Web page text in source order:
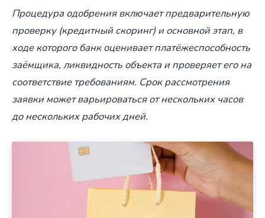
Процедура одобрения включает предварительную
проверку (кредитный скоринг) и основной этап, в
ходе которого банк оценивает платёжеспособность
заёмщика, ликвидность объекта и проверяет его на
соответствие требованиям. Срок рассмотрения
заявки может варьироваться от нескольких часов
до нескольких рабочих дней.